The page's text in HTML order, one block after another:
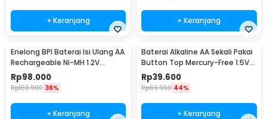
+ Keranjang + Keranjang
Enelong BPI Baterai Isi Ulang AA
Rechargeable Ni-MH 1.2V
2700mAh 4 PCS
Rp98.000
Rp150.900 36%
+ Keranjang
Baterai Alkaline AA Sekali Pakai
Button Top Mercury-Free 1.5V
10 PCS - Zi5
Rp39.600
Rp69.900 44%
+ Keranjang